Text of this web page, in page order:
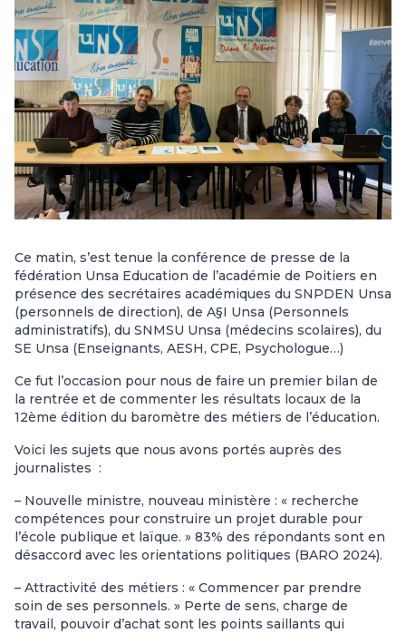
Ce matin, s’est tenue la conférence de presse de la
fédération Unsa Education de l’académie de Poitiers en
présence des secrétaires académiques du SNPDEN Unsa
(personnels de direction), de A§I Unsa (Personnels
administratifs), du SNMSU Unsa (médecins scolaires), du
SE Unsa (Enseignants, AESH, CPE, Psychologue…)
Ce fut l’occasion pour nous de faire un premier bilan de
la rentrée et de commenter les résultats locaux de la
12ème édition du baromètre des métiers de l’éducation.
Voici les sujets que nous avons portés auprès des
journalistes :
– Nouvelle ministre, nouveau ministère : « recherche
compétences pour construire un projet durable pour
l’école publique et laïque. » 83% des répondants sont en
désaccord avec les orientations politiques (BARO 2024).
– Attractivité des métiers : « Commencer par prendre
soin de ses personnels. » Perte de sens, charge de
travail, pouvoir d’achat sont les points saillants qui